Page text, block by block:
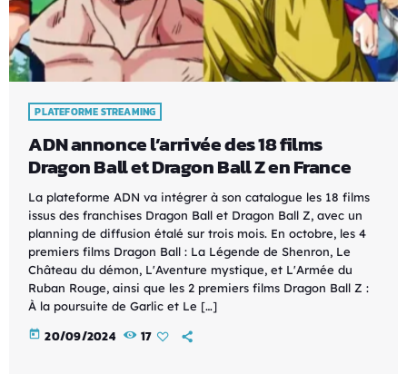
PLATEFORME STREAMING
ADN annonce l’arrivée des 18 films
Dragon Ball et Dragon Ball Z en France
La plateforme ADN va intégrer à son catalogue les 18 films
issus des franchises Dragon Ball et Dragon Ball Z, avec un
planning de diffusion étalé sur trois mois. En octobre, les 4
premiers films Dragon Ball : La Légende de Shenron, Le
Château du démon, L'Aventure mystique, et L'Armée du
Ruban Rouge, ainsi que les 2 premiers films Dragon Ball Z :
À la poursuite de Garlic et Le […]
today 20/09/2024 17